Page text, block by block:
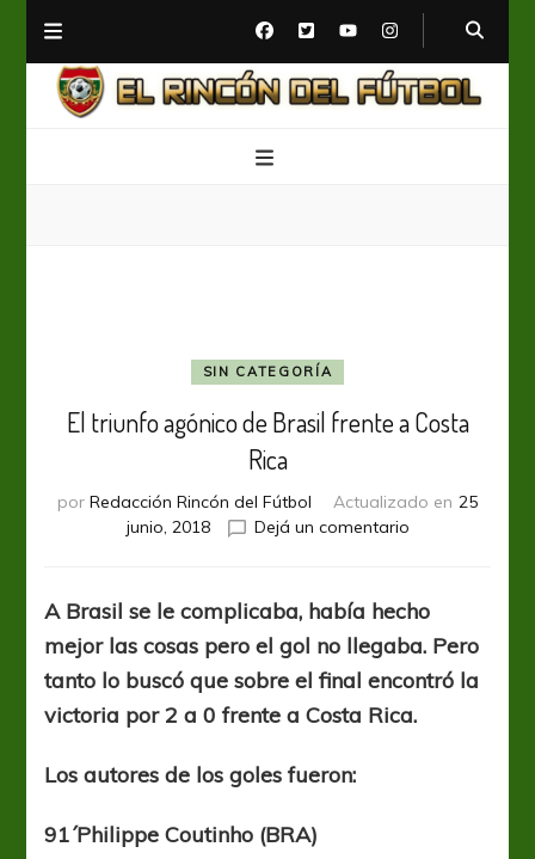
SIN CATEGORÍA
El triunfo agónico de Brasil frente a Costa
Rica
por Redacción Rincón del Fútbol Actualizado en 25
junio, 2018
Dejá un comentarioen
agónico
de
Brasil
frente
Costa
A Brasil se le complicaba, había hecho
mejor las cosas pero el gol no llegaba. Pero
tanto lo buscó que sobre el final encontró la
victoria por 2 a 0 frente a Costa Rica.
Los autores de los goles fueron:
91´Philippe Coutinho (BRA)